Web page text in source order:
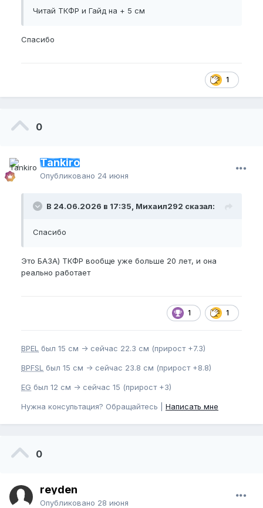
Читай ТКФР и Гайд на + 5 см
Спасибо
1
0
Tankiro
Опубликовано 24 июня
В 24.06.2026 в 17:35, Михаил292 сказал:
Спасибо
Это БАЗА) ТКФР вообще уже больше 20 лет, и она
реально работает
1 1
BPEL был 15 см -> сейчас 22.3 см (прирост +7.3)
BPFSL был 15 см -> сейчас 23.8 см (прирост +8.8)
EG был 12 см -> сейчас 15 (прирост +3)
Нужна консультация? Обращайтесь | Написать мне
0
reyden
Опубликовано 28 июня